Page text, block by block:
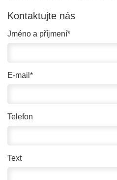
Kontaktujte nás
Jméno a příjmení*
E-mail*
Telefon
Text